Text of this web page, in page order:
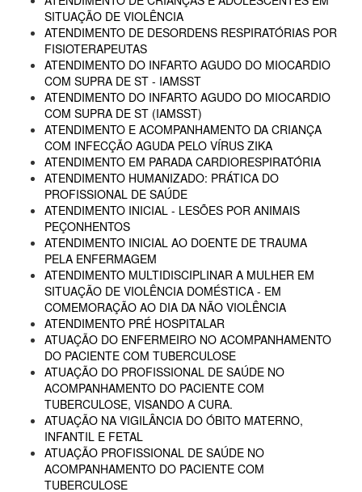
SITUAÇÃO DE VIOLÊNCIA
ATENDIMENTO DE DESORDENS RESPIRATÓRIAS POR
FISIOTERAPEUTAS
ATENDIMENTO DO INFARTO AGUDO DO MIOCARDIO
COM SUPRA DE ST - IAMSST
ATENDIMENTO DO INFARTO AGUDO DO MIOCARDIO
COM SUPRA DE ST (IAMSST)
ATENDIMENTO E ACOMPANHAMENTO DA CRIANÇA
COM INFECÇÃO AGUDA PELO VÍRUS ZIKA
ATENDIMENTO EM PARADA CARDIORESPIRATÓRIA
ATENDIMENTO HUMANIZADO: PRÁTICA DO
PROFISSIONAL DE SAÚDE
ATENDIMENTO INICIAL - LESÕES POR ANIMAIS
PEÇONHENTOS
ATENDIMENTO INICIAL AO DOENTE DE TRAUMA
PELA ENFERMAGEM
ATENDIMENTO MULTIDISCIPLINAR A MULHER EM
SITUAÇÃO DE VIOLÊNCIA DOMÉSTICA - EM
COMEMORAÇÃO AO DIA DA NÃO VIOLÊNCIA
ATENDIMENTO PRÉ HOSPITALAR
ATUAÇÃO DO ENFERMEIRO NO ACOMPANHAMENTO
DO PACIENTE COM TUBERCULOSE
ATUAÇÃO DO PROFISSIONAL DE SAÚDE NO
ACOMPANHAMENTO DO PACIENTE COM
TUBERCULOSE, VISANDO A CURA.
ATUAÇÃO NA VIGILÂNCIA DO ÓBITO MATERNO,
INFANTIL E FETAL
ATUAÇÃO PROFISSIONAL DE SAÚDE NO
ACOMPANHAMENTO DO PACIENTE COM
TUBERCULOSE